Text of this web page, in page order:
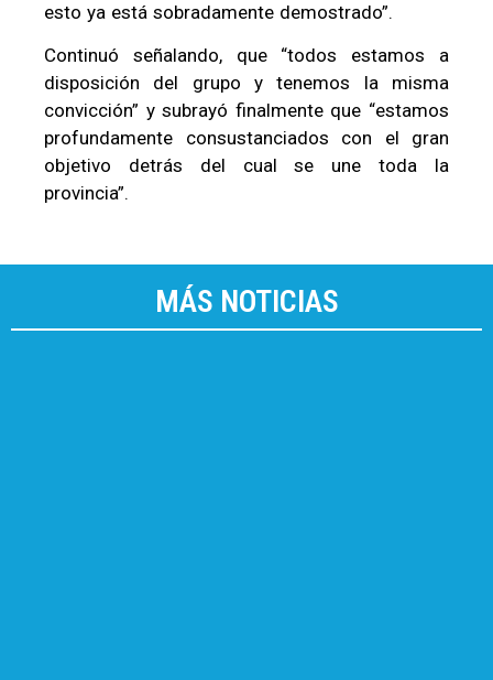
esto ya está sobradamente demostrado”.
Continuó señalando, que “todos estamos a
disposición del grupo y tenemos la misma
convicción” y subrayó finalmente que “estamos
profundamente consustanciados con el gran
objetivo detrás del cual se une toda la
provincia”.
MÁS NOTICIAS